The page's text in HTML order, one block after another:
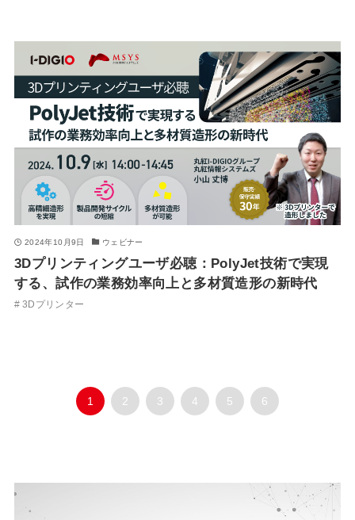
2024年10月9日 ウェビナー
3Dプリンティングユーザ必聴：PolyJet技術で実現
する、試作の業務効率向上と多材質造形の新時代
3Dプリンター
1 2 3 4 5 6